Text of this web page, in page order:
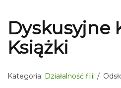
Dyskusyjne
Książki
Kategoria: Działalność filii